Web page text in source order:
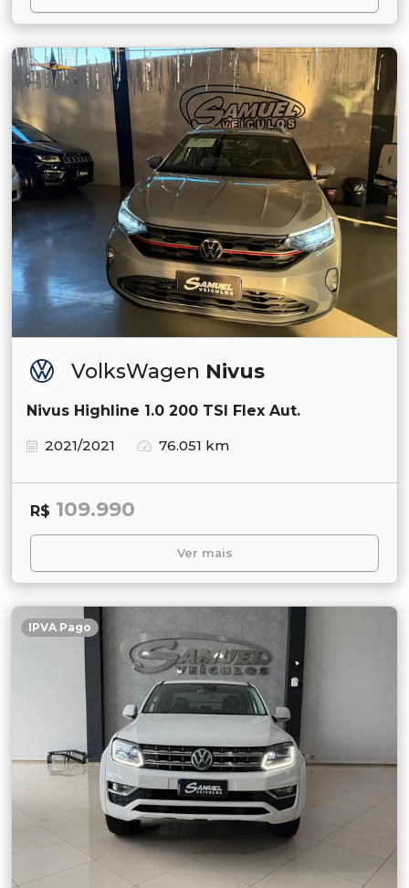
VolksWagen Nivus
Nivus Highline 1.0 200 TSI Flex Aut.
2021/2021
76.051 km
R$ 109.990
Ver mais
IPVA Pago